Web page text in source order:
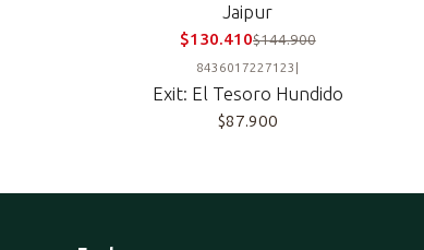
Jaipur
$130.410$144.900
8436017227123
Exit: El Tesoro Hundido
$87.900